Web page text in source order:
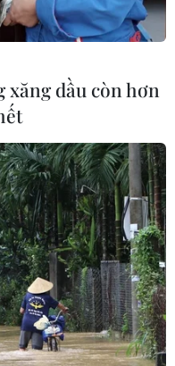
biểu
kho
xăng dầu còn hơn